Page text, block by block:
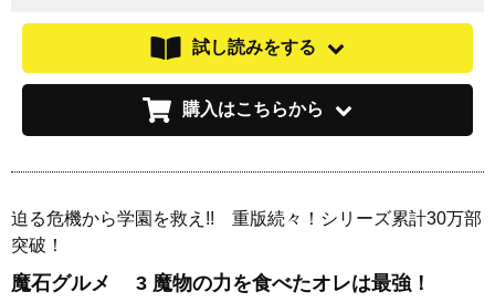
試し読みをする
購入はこちらから
迫る危機から学園を救え!! 重版続々！シリーズ累計30万部
突破！
魔石グルメ 3 魔物の力を食べたオレは最強！